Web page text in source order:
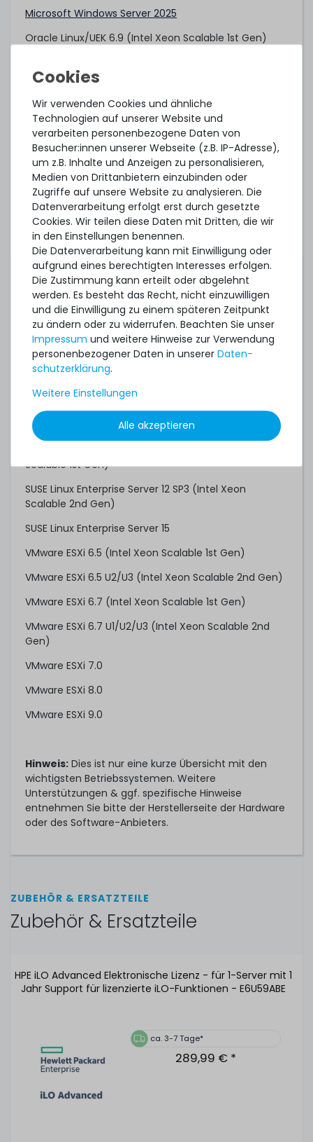
Microsoft Windows Server 2025
Oracle Linux/UEK 6.9 (Intel Xeon Scalable 1st Gen)
Oracle Linux/UEK 7.4 (Intel Xeon Scalable 1st Gen)
Oracle Linux/UEK 7.6 (Intel Xeon Scalable 2nd Gen)
Oracle Linux/UEK 8.6
Oracle VM 3.4.4 (Intel Xeon Scalable 1st Gen)
Oracle VM 3.4.6 (Intel Xeon Scalable 2nd Gen)
Proxmox VE 7.4
Proxmox Backup Server 3.1
Red Hat Enterprise Linux 6.9 (Intel Xeon Scalable 1st
Gen)
Red Hat Enterprise Linux 7.3 (Intel Xeon Scalable 1st
Gen)
Red Hat Enterprise Linux 7.6 (Intel Xeon Scalable 2nd
Gen)
Red Hat Enterprise Linux 8.0
Red Hat Enterprise Linux 9.0
Red Hat Enterprise Linux 10.0
Scalable 1st Gen)
SUSE Linux Enterprise Server 12 SP3 (Intel Xeon
Scalable 2nd Gen)
SUSE Linux Enterprise Server 15
VMware ESXi 6.5 (Intel Xeon Scalable 1st Gen)
VMware ESXi 6.5 U2/U3 (Intel Xeon Scalable 2nd Gen)
VMware ESXi 6.7 (Intel Xeon Scalable 1st Gen)
VMware ESXi 6.7 U1/U2/U3 (Intel Xeon Scalable 2nd
Gen)
VMware ESXi 7.0
VMware ESXi 8.0
VMware ESXi 9.0
Hinweis: Dies ist nur eine kurze Übersicht mit den
wichtigsten Betriebssystemen. Weitere
Unterstützungen & ggf. spezifische Hinweise
entnehmen Sie bitte der Herstellerseite der Hardware
oder des Software-Anbieters.
ZUBEHÖR & ERSATZTEILE
Zubehör & Ersatzteile
HPE iLO Advanced Elektronische Lizenz - für 1-Server mit 1
Jahr Support für lizenzierte iLO-Funktionen - E6U59ABE
ca. 3-7 Tage*
289,99 € *
Wir verwenden Cookies und ähnliche
Technologien auf unserer Website und
verarbeiten personenbezogene Daten von
Besucher:innen unserer Webseite (z.B. IP-Adresse),
um z.B. Inhalte und Anzeigen zu personalisieren,
Medien von Drittanbietern einzubinden oder
Zugriffe auf unsere Website zu analysieren. Die
Datenverarbeitung erfolgt erst durch gesetzte
Cookies. Wir teilen diese Daten mit Dritten, die wir
in den Einstellungen benennen.
Die Datenverarbeitung kann mit Einwilligung oder
aufgrund eines berechtigten Interesses erfolgen.
Die Zustimmung kann erteilt oder abgelehnt
werden. Es besteht das Recht, nicht einzuwilligen
und die Einwilligung zu einem späteren Zeitpunkt
zu ändern oder zu widerrufen. Beachten Sie unser
Impressum und weitere Hinweise zur Verwendung
personenbezogener Daten in unserer Daten­
schutz­erklärung.
Weitere Einstellungen
Alle akzeptieren